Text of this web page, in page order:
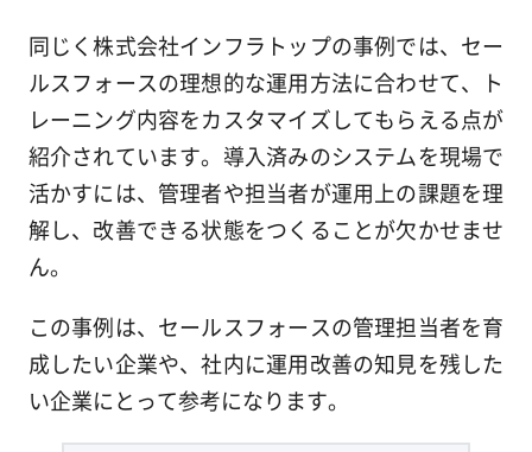
同じく株式会社インフラトップの事例では、セー
ルスフォースの理想的な運用方法に合わせて、ト
レーニング内容をカスタマイズしてもらえる点が
紹介されています。導入済みのシステムを現場で
活かすには、管理者や担当者が運用上の課題を理
解し、改善できる状態をつくることが欠かせませ
ん。
この事例は、セールスフォースの管理担当者を育
成したい企業や、社内に運用改善の知見を残した
い企業にとって参考になります。